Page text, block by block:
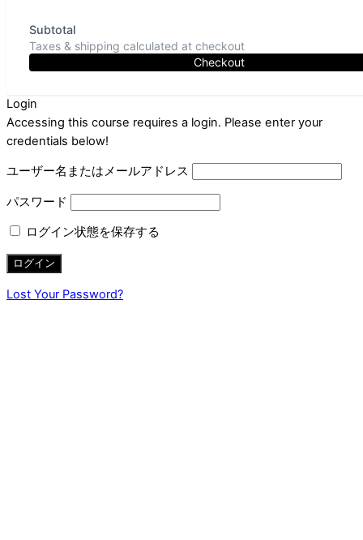
Subtotal
Taxes & shipping calculated at checkout
Checkout
Login
Accessing this course requires a login. Please enter your
credentials below!
ユーザー名またはメールアドレス
パスワード
ログイン状態を保存する
Lost Your Password?